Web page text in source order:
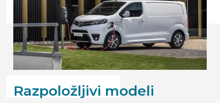
Razpoložljivi modeli